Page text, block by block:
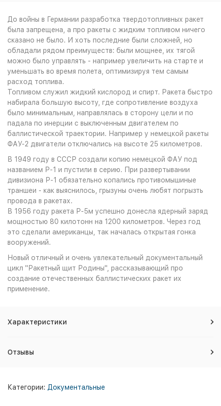
До войны в Германии разработка твердотопливных ракет
была запрещена, а про ракеты с жидким топливом ничего
сказано не было. И хоть последние были сложней, но
обладали рядом преимуществ: были мощнее, их тягой
можно было управлять - например увеличить на старте и
уменьшать во время полета, оптимизируя тем самым
расход топлива.
Топливом служил жидкий кислород и спирт. Ракета быстро
набирала большую высоту, где сопротивление воздуха
было минимальным, направлялась в сторону цели и по
падала по инерции с выключенным двигателем по
баллистической траектории. Например у немецкой ракеты
ФАУ-2 двигатели отключались на высоте 25 километров.
В 1949 году в СССР создали копию немецкой ФАУ под
названием Р-1 и пустили в серию. При развертывании
дивизиона Р-1 обязательно копались противомышиные
траншеи - как выяснилось, грызуны очень любят погрызть
провода в ракетах.
В 1956 году ракета Р-5м успешно донесла ядерный заряд
мощностью 80 килотонн на 1200 километров. Через год
это сделали американцы, так началась открытая гонка
вооружений.
Новый отличный и очень увлекательный документальный
цикл "Ракетный щит Родины", рассказывающий про
создание отечественных баллистических ракет их
применение.
Характеристики
Отзывы
Категории: Документальные